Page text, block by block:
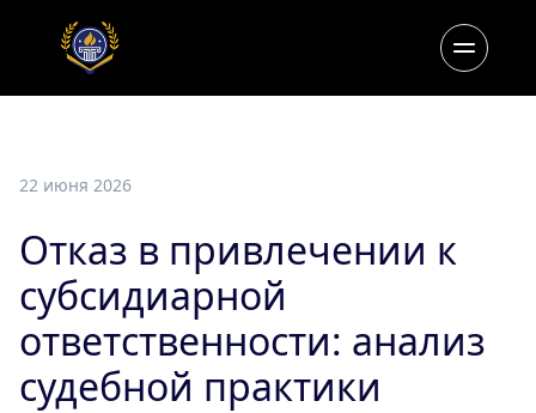
22 июня 2026
Отказ в привлечении к
субсидиарной
ответственности: анализ
судебной практики